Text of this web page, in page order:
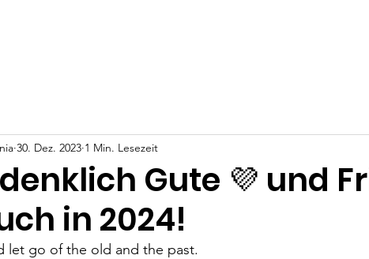
Gute 💜 und
in 2024!
30. Dez. 2023 1 Min. Lesezeit
let go of the old and the past.